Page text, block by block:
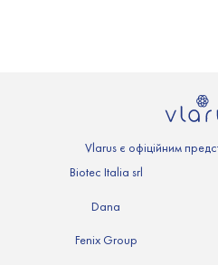
Vlarus є офіційним
Biotec Italia srl
Dana
Fenix Group